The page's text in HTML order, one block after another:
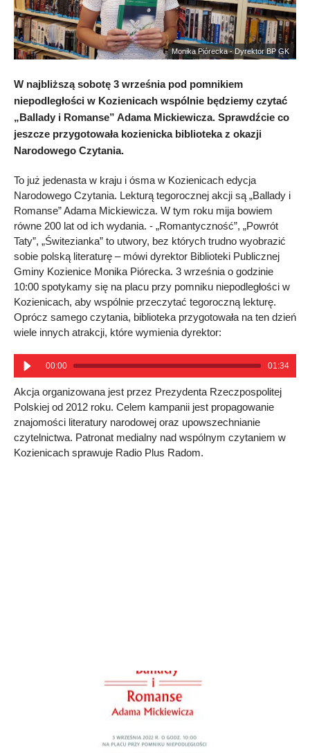
Monika Piórecka - Dyrektor BP GK
W najbliższą sobotę 3 września pod pomnikiem
niepodległości w Kozienicach wspólnie będziemy czytać
„Ballady i Romanse” Adama Mickiewicza. Sprawdźcie co
jeszcze przygotowała kozienicka biblioteka z okazji
Narodowego Czytania.
To już jedenasta w kraju i ósma w Kozienicach edycja
Narodowego Czytania. Lekturą tegorocznej akcji są „Ballady i
Romanse” Adama Mickiewicza. W tym roku mija bowiem
równe 200 lat od ich wydania. - „Romantyczność”, „Powrót
Taty”, „Świtezianka” to utwory, bez których trudno wyobrazić
sobie polską literaturę – mówi dyrektor Biblioteki Publicznej
Gminy Kozienice Monika Piórecka. 3 września o godzinie
10:00 spotykamy się na placu przy pomniku niepodległości w
Kozienicach, aby wspólnie przeczytać tegoroczną lekturę.
Oprócz samego czytania, biblioteka przygotowała na ten dzień
wiele innych atrakcji, które wymienia dyrektor:
00:00 01:34
Akcja organizowana jest przez Prezydenta Rzeczpospolitej
Polskiej od 2012 roku. Celem kampanii jest propagowanie
znajomości literatury narodowej oraz upowszechnianie
czytelnictwa. Patronat medialny nad wspólnym czytaniem w
Kozienicach sprawuje Radio Plus Radom.